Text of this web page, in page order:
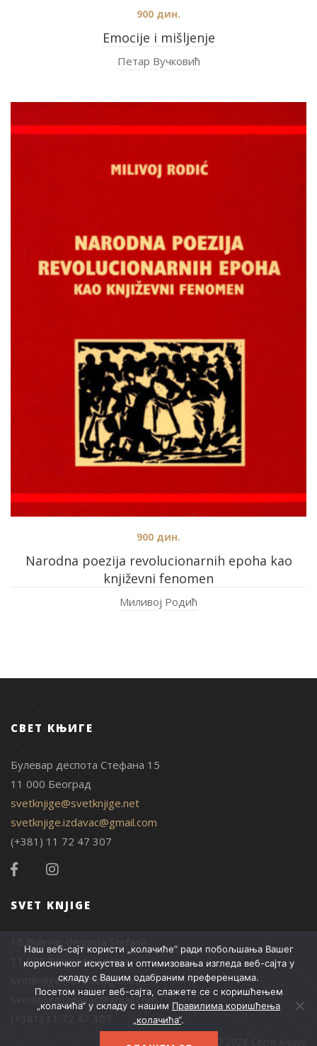
Emocije i mišljenje
900 дин.
Петар Вучковић
Narodna poezija revolucionarnih epoha kao
književni fenomen
900 дин.
Миливој Родић
СВЕТ КЊИГЕ
Булевар деспота Стефана 15
11 000 Београд
svetknjige@svetknjige.net
svetknjige.izdavac@gmail.com
(+381) 11 72 47 307
SVET KNJIGE
15 Bulevar despota Stefana
11 000 Belgrade, Serbia
svetknjige@svetknjige.net
svetknjige.izdavac@gmail.com
Наш веб-сајт користи „колачиће“ ради побољшања Вашег
корисничког искуства и оптимизовања изгледа веб-сајта у
складу с Вашим одабраним преференцама.
Посетом нашег веб-сајта, слажете се с коришћењем
„колачића“ у складу с нашим Правилима коришћења
„колачића“.